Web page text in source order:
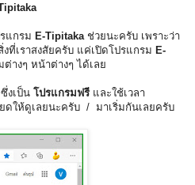
แกรม E-Tipitaka ช่วยนะครับ เพราะว่า
งที่เราสงสัยครับ แค่เปิดโปรแกรม E-
างๆ หน้าต่างๆ ได้เลย
ซึ่งเป็น โปรแกรมฟรีและใช้เวลา
ยดให้ดูเลยนะครับ / มาเริ่มกันเลยครับ